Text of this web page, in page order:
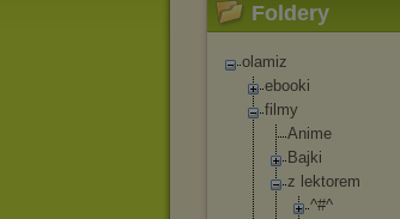
Foldery
olamiz
ebooki
filmy
Anime
Bajki
z lektorem
^#^